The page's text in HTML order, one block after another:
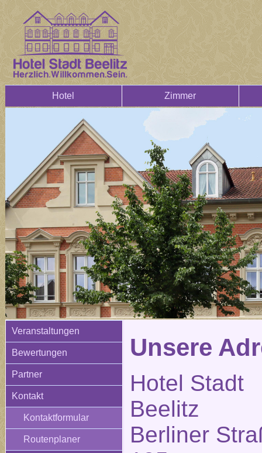
Hotel Zimmer
Veranstaltungen
Bewertungen
Partner
Kontakt
Kontaktformular
Routenplaner
Unsere
Hotel Stadt
Beelitz
Berliner